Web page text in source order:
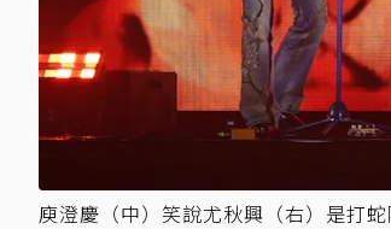
庾澄慶（中）笑說尤秋興（右）是打